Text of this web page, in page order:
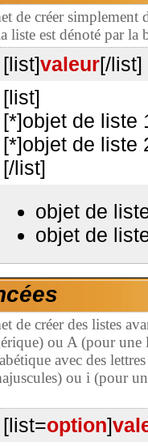
de créer simplement
liste est dénoté par la
[list]valeur[/list]
[list]
[*]objet de liste
[*]objet de liste
[/list]
objet de
objet de
de créer des listes
ou A (pour une
avec des
ou i (pour
[list=option]